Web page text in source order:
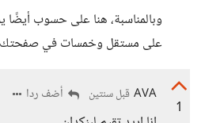
وبالمناسبة، هنا على حسوب
على مستقل وخمسات في صفحتك
1
AVA قبل سنتين أضف ردا